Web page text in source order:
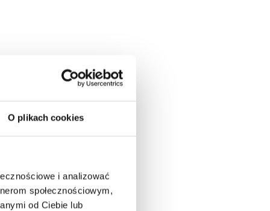
O plikach cookies
i analizować
społecznościowym,
od Ciebie lub